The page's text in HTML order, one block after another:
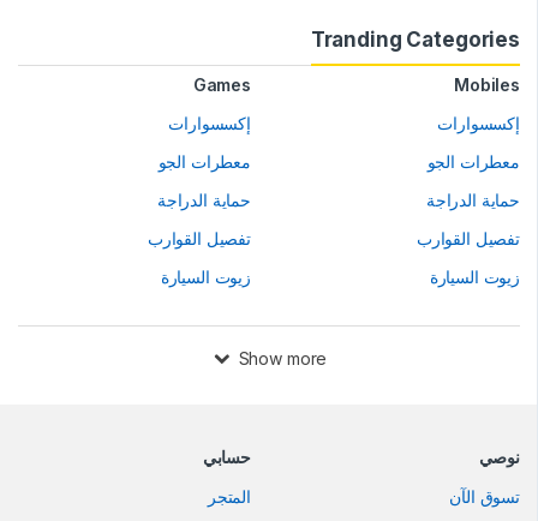
Tranding Categories
Mobiles
إكسسوارات
معطرات الجو
حماية الدراجة
تفصيل القوارب
زيوت السيارة
Games
إكسسوارات
معطرات الجو
حماية الدراجة
تفصيل القوارب
زيوت السيارة
Show more
نوصي
تسوق الآن
حسابي
المتجر